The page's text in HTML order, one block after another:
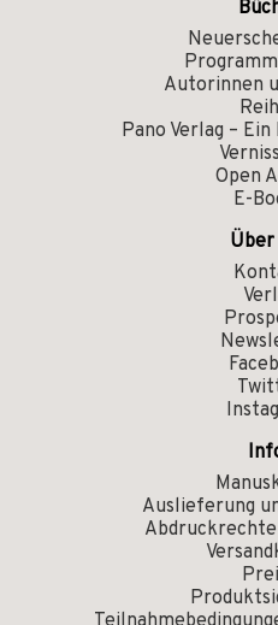
Autorinnen
Pano Verlag –
Open
E-
Über
Auslieferung